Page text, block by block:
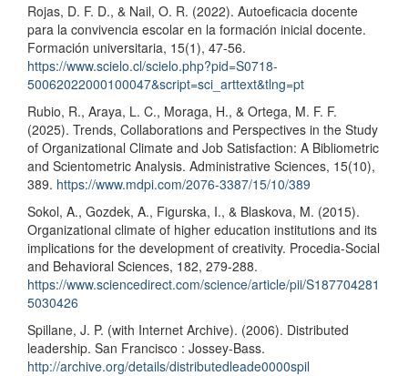
Rojas, D. F. D., & Nail, O. R. (2022). Autoeficacia docente
para la convivencia escolar en la formación inicial docente.
Formación universitaria, 15(1), 47-56.
https://www.scielo.cl/scielo.php?pid=S0718-
50062022000100047&script=sci_arttext&tlng=pt
Rubio, R., Araya, L. C., Moraga, H., & Ortega, M. F. F.
(2025). Trends, Collaborations and Perspectives in the Study
of Organizational Climate and Job Satisfaction: A Bibliometric
and Scientometric Analysis. Administrative Sciences, 15(10),
389. https://www.mdpi.com/2076-3387/15/10/389
Sokol, A., Gozdek, A., Figurska, I., & Blaskova, M. (2015).
Organizational climate of higher education institutions and its
implications for the development of creativity. Procedia-Social
and Behavioral Sciences, 182, 279-288.
https://www.sciencedirect.com/science/article/pii/S187704281
5030426
Spillane, J. P. (with Internet Archive). (2006). Distributed
leadership. San Francisco : Jossey-Bass.
http://archive.org/details/distributedleade0000spil